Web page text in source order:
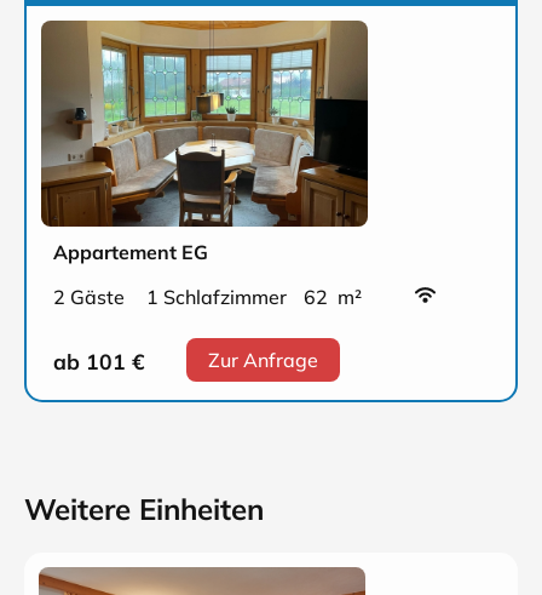
Appartement EG
2 Gäste
1 Schlafzimmer 62 m²
ab 101 € Zur Anfrage
Weitere Einheiten